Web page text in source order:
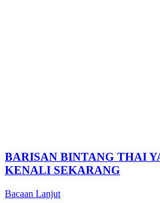
BARISAN BINTANG THAI
KENALI SEKARANG
Bacaan Lanjut